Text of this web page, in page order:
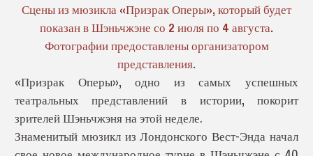
Сцены из мюзикла «Призрак Оперы», который будет
показан в Шэньчжэне со 2 июля по 4 августа.
Фотографии предоставлены организатором
представления.
«Призрак Оперы», одно из самых успешных
театральных представлений в истории, покорит
зрителей Шэньчжэня на этой неделе.
Знаменитый мюзикл из Лондонского Вест-Энда начал